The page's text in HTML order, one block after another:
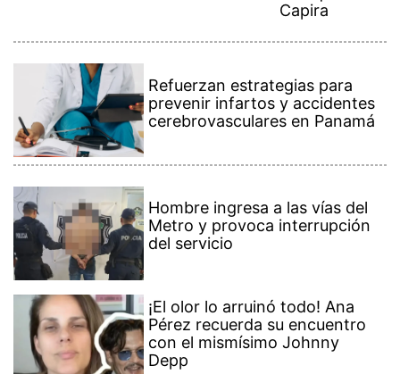
Capira
Refuerzan estrategias para
prevenir infartos y accidentes
cerebrovasculares en Panamá
Hombre ingresa a las vías del
Metro y provoca interrupción
del servicio
¡El olor lo arruinó todo! Ana
Pérez recuerda su encuentro
con el mismísimo Johnny
Depp